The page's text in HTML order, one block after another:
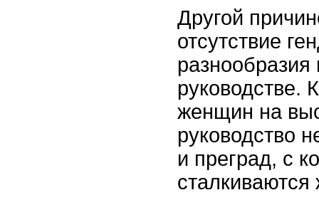
Другой
отсутствие
руководстве.
женщин на
руководство
и преград, с